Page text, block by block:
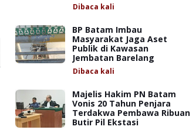
Dibaca kali
BP Batam Imbau
Masyarakat Jaga Aset
Publik di Kawasan
Jembatan Barelang
Dibaca kali
Majelis Hakim PN Batam
Vonis 20 Tahun Penjara
Terdakwa Pembawa Ribuan
Butir Pil Ekstasi